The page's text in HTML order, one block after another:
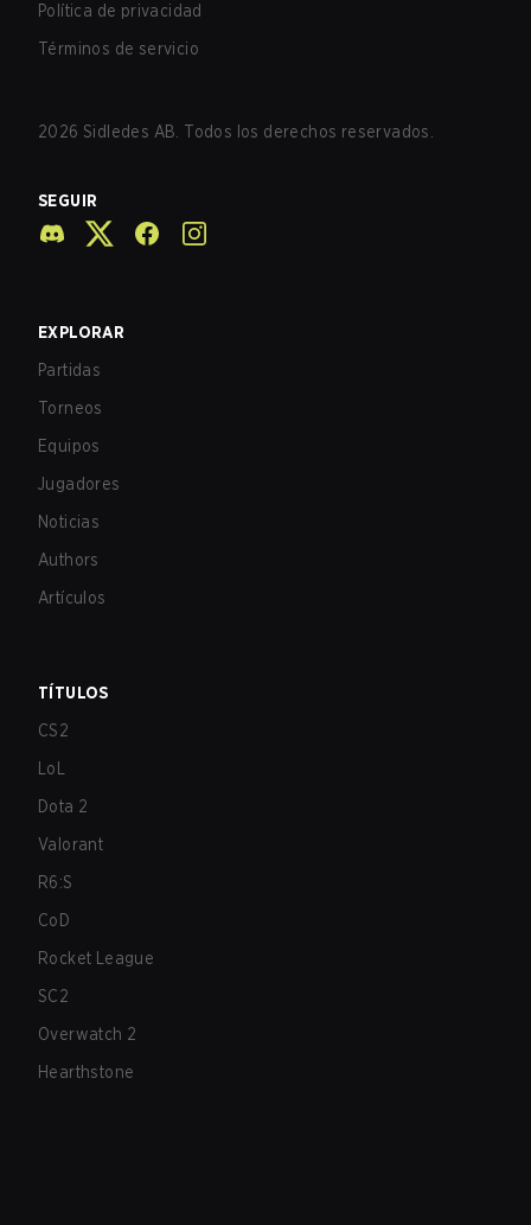
Política de privacidad
Términos de servicio
2026 Sidledes AB. Todos los derechos reservados.
SEGUIR
EXPLORAR
Partidas
Torneos
Equipos
Jugadores
Noticias
Authors
Artículos
TÍTULOS
CS2
LoL
Dota 2
Valorant
R6:S
CoD
Rocket League
SC2
Overwatch 2
Hearthstone